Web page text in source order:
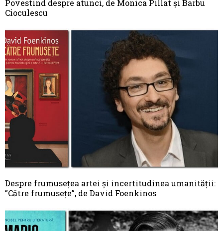
Povestind despre atunci, de Monica Pillat şi Barbu
Cioculescu
Despre frumusețea artei și incertitudinea umanității:
”Către frumusețe”, de David Foenkinos